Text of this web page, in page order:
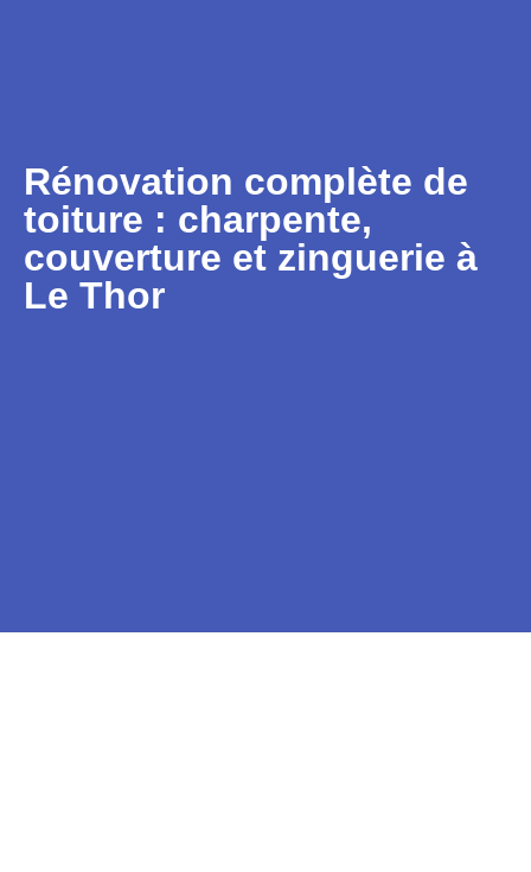
Rénovation complète de
toiture : charpente,
couverture et zinguerie à
Le Thor